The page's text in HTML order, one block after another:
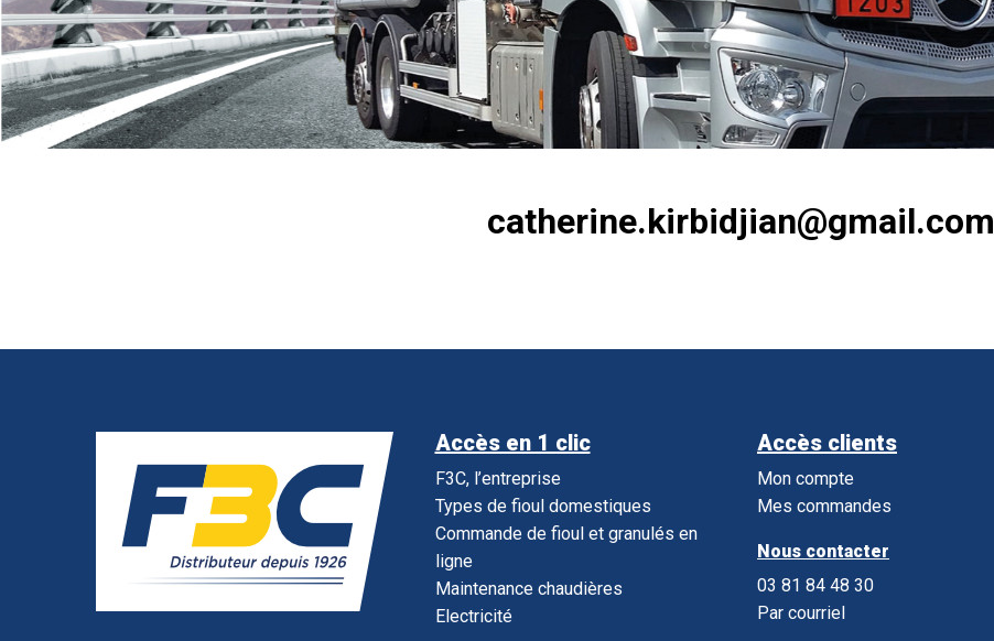
catherine.kirbidjian@gmail.com
Accès en 1 clic
F3C, l’entreprise
Types de fioul domestiques
Commande de fioul et granulés en
ligne
Maintenance chaudières
Electricité
Accès clients
Mon compte
Mes commandes
Nous contacter
03 81 84 48 30
Par courriel